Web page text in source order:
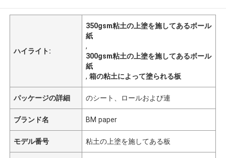
ハイライト:
350gsm粘土の上塗を施してあるボール
紙
,
300gsm粘土の上塗を施してあるボール
紙
,箱の粘土によって塗られる板
パッケージの詳細 のシート、ロールおよび連
ブランド名 BM paper
モデル番号 粘土の上塗を施してある板